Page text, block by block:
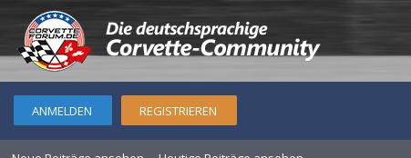
ANMELDEN REGISTRIEREN